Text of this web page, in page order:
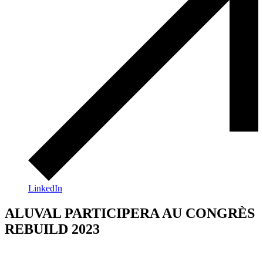
LinkedIn
ALUVAL PARTICIPERA AU CONGRÈS
REBUILD 2023